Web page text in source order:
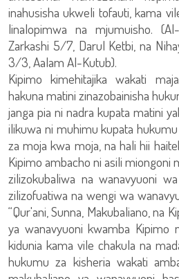
inahusisha ukweli tofauti, kama
linalopimwa na mjumuisho.
Zarkashi 5/7, Darul Ketbi, na
3/3, Aalam Al-Kutub).
Kipimo kimehitajika wakati
hakuna matini zinazobainisha
janga pia ni nadra kupata matini
ilikuwa ni muhimu kupata
za moja kwa moja, na hali hii
Kipimo ambacho ni asili miongoni
zilizokubaliwa na wanavyuoni
zilizofuatiwa na wengi wa
“Qur'ani, Sunna, Makubaliano, na
ya wanavyuoni kwamba Kipimo
kidunia kama vile chakula na
hukumu za kisheria wakati